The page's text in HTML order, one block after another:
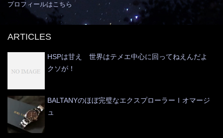
プロフィールはこちら
ARTICLES
HSPは甘え 世界はテメエ中心に回ってねえんだよ
クソが！
BALTANYのほぼ完璧なエクスプローラーⅠオマージ
ュ